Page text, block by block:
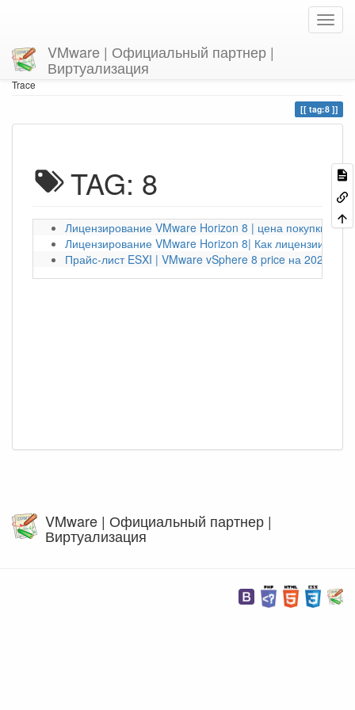
VMware | Официальный партнер |
Виртуализация
You are here Home
tag
8
Trace
tag:8
TAG: 8
Лицензирование VMware Horizon 8 | цена покупки
Лицензирование VMware Horizon 8| Как лицензии
Прайс-лист ESXI | VMware vSphere 8 price на 2024 год
VMware | Официальный партнер |
Виртуализация